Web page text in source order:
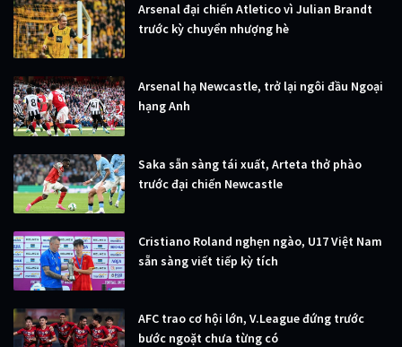
Arsenal đại chiến Atletico vì Julian Brandt
trước kỳ chuyển nhượng hè
Arsenal hạ Newcastle, trở lại ngôi đầu Ngoại
hạng Anh
Saka sẵn sàng tái xuất, Arteta thở phào
trước đại chiến Newcastle
Cristiano Roland nghẹn ngào, U17 Việt Nam
sẵn sàng viết tiếp kỳ tích
AFC trao cơ hội lớn, V.League đứng trước
bước ngoặt chưa từng có